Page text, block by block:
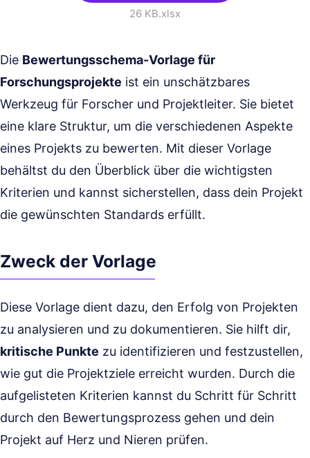
26 KB.xlsx
Die Bewertungsschema-Vorlage für
Forschungsprojekte ist ein unschätzbares
Werkzeug für Forscher und Projektleiter. Sie bietet
eine klare Struktur, um die verschiedenen Aspekte
eines Projekts zu bewerten. Mit dieser Vorlage
behältst du den Überblick über die wichtigsten
Kriterien und kannst sicherstellen, dass dein Projekt
die gewünschten Standards erfüllt.
Zweck der Vorlage
Diese Vorlage dient dazu, den Erfolg von Projekten
zu analysieren und zu dokumentieren. Sie hilft dir,
kritische Punkte zu identifizieren und festzustellen,
wie gut die Projektziele erreicht wurden. Durch die
aufgelisteten Kriterien kannst du Schritt für Schritt
durch den Bewertungsprozess gehen und dein
Projekt auf Herz und Nieren prüfen.